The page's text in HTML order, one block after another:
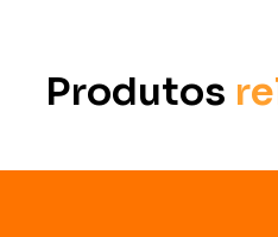
Produtos